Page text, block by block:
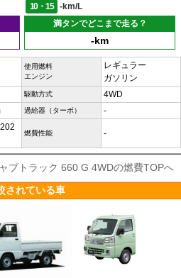
10・15
-km/L
満タンでどこまで走る？
-km
使用燃料
エンジン
レギュラー
ガソリン
駆動方式 4WD
過給器（ターボ） -
燃費性能 -
ブトラック 660 G 4WDの燃費TOPへ
されている車